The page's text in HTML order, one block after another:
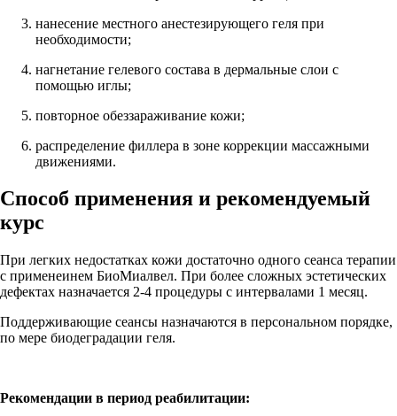
нанесение местного анестезирующего геля при
необходимости;
нагнетание гелевого состава в дермальные слои с
помощью иглы;
повторное обеззараживание кожи;
распределение филлера в зоне коррекции массажными
движениями.
Способ применения и рекомендуемый
курс
При легких недостатках кожи достаточно одного сеанса терапии
с применеинем БиоМиалвел. При более сложных эстетических
дефектах назначается 2-4 процедуры с интервалами 1 месяц.
Поддерживающие сеансы назначаются в персональном порядке,
по мере биодеградации геля.
Рекомендации в период реабилитации: